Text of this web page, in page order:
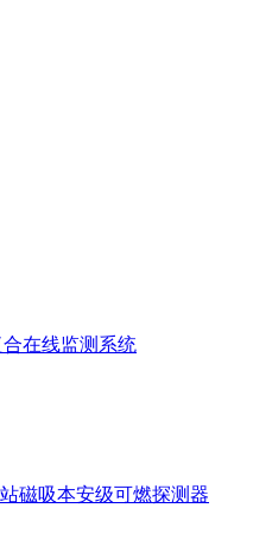
合在线监测系统
磁吸本安级可燃探测器